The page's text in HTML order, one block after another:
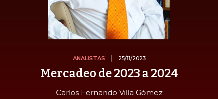
ANALISTAS 25/11/2023
Mercadeo de 2023 a 2024
Carlos Fernando Villa Gómez